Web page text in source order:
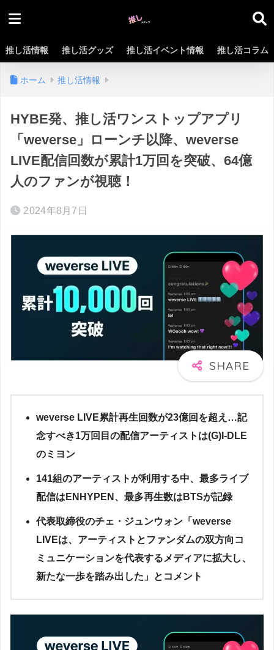
推し活情報 推し活グッズ 推し活イベント情報 推し活コラム
ホーム 推し活情報
HYBE発、推し活ワンストップアプリ
「weverse」ローンチ以降、weverse
LIVE配信回数が累計1万回を突破、64億
人のファンが視聴！
2024年8月7日
weverse LIVE累計再生回数が23億回を超え…記
念すべき1万回目の配信アーティストは(G)I-DLE
のミヨン
141組のアーティストが利用する中、最多ライブ
配信はENHYPEN、最多再生数はBTSが記録
代表取締役のチェ・ジュンウォン「weverse
LIVEは、アーティストとファンダムの双方向コ
ミュニケーションを代表するメディアに拡大し、
新たな一歩を踏み出した」とコメント